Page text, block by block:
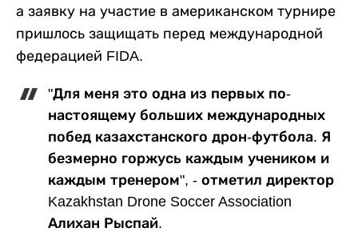
а заявку на участие в американском турнире
пришлось защищать перед международной
федерацией FIDA.
"Для меня это одна из первых по-
настоящему больших международных
побед казахстанского дрон-футбола. Я
безмерно горжусь каждым учеником и
каждым тренером", - отметил директор
Kazakhstan Drone Soccer Association
Алихан Рыспай.